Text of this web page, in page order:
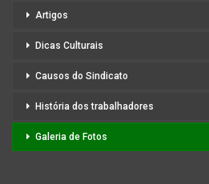
Artigos
Dicas Culturais
Causos do Sindicato
História dos trabalhadores
Galeria de Fotos